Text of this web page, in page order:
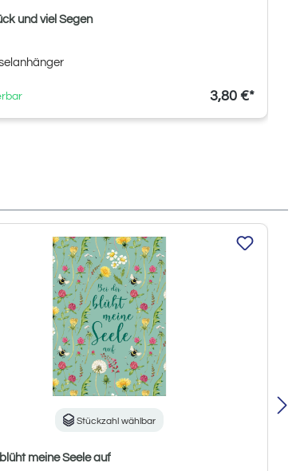
und viel Segen
3,80 €*
Stückzahl wählbar
meine Seele auf